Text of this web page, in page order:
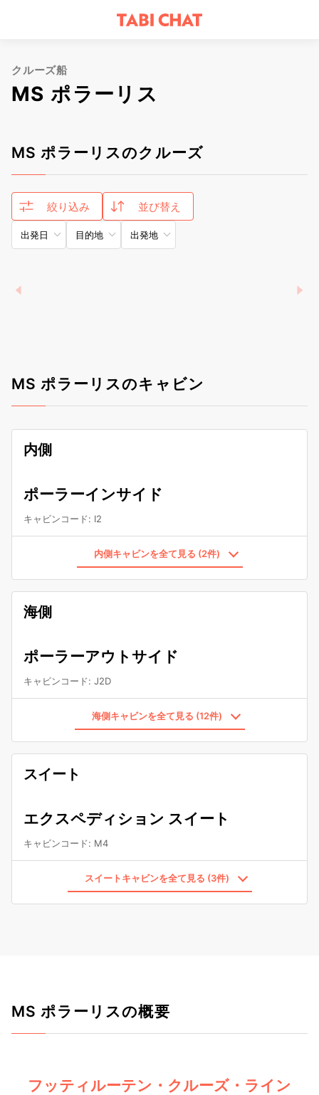
クルーズ船
MS ポラーリス
MS ポラーリスのクルーズ
絞り込み 並び替え
出発日 目的地 出発地
MS ポラーリスのキャビン
内側
ポーラーインサイド
キャビンコード: I2
内側キャビンを全て見る (2件)
海側
ポーラーアウトサイド
キャビンコード: J2D
海側キャビンを全て見る (12件)
スイート
エクスペディション スイート
キャビンコード: M4
スイートキャビンを全て見る (3件)
MS ポラーリスの概要
フッティルーテン・クルーズ・ライン